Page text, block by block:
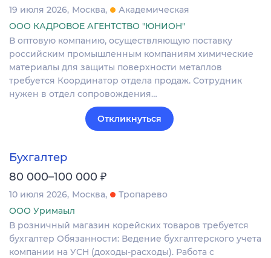
19 июля 2026 Москва
Академическая
ООО КАДРОВОЕ АГЕНТСТВО "ЮНИОН"
В оптовую компанию, осуществляющую поставку
российским промышленным компаниям химические
материалы для защиты поверхности металлов
требуется Координатор отдела продаж. Сотрудник
нужен в отдел сопровождения…
Откликнуться
Бухгалтер
80 000–100 000 ₽
10 июля 2026 Москва
Тропарево
ООО Уримаыл
В розничный магазин корейских товаров требуется
бухгалтер Обязанности: Ведение бухгалтерского учета
компании на УСН (доходы-расходы). Работа с